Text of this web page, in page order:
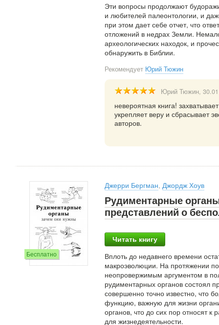
Эти вопросы продолжают
и любителей палеонтологии, и
при этом дает себе отчет, что
отложений в недрах Земли.
археологических находок, и
обнаружить в Библии.
Рекомендует Юрий Тюжин
Юрий Тюжин,
невероятная книга!
укрепляет веру и сбрасывает
авторов.
Бесплатно
Джерри Бергман, Джордж Хоув
Рудиментарные
представлений о
Читать книгу
Вплоть до недавнего времени
макроэволюции. На протяжении
неопровержимым аргументом в
рудиментарных органов состоял
совершенно точно известно, что
функцию, важную для жизни
органов, что до сих пор относят
для жизнедеятельности.